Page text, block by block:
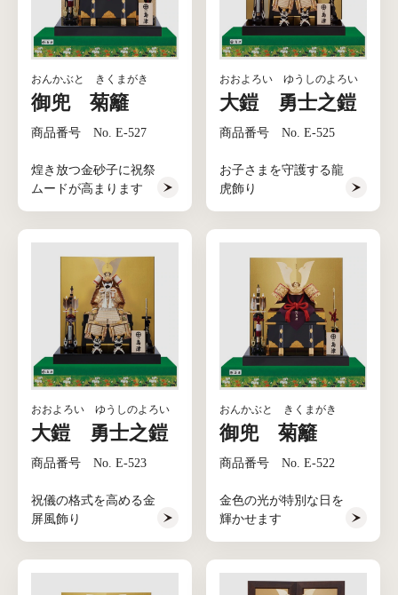
おんかぶと きくまがき
御兜 菊籬
商品番号 No. E-527
煌き放つ金砂子に祝祭
ムードが高まります
おおよろい ゆうしのよろい
大鎧 勇士之鎧
商品番号 No. E-525
お子さまを守護する龍
虎飾り
おおよろい ゆうしのよろい
大鎧 勇士之鎧
商品番号 No. E-523
祝儀の格式を高める金
屏風飾り
おんかぶと きくまがき
御兜 菊籬
商品番号 No. E-522
金色の光が特別な日を
輝かせます